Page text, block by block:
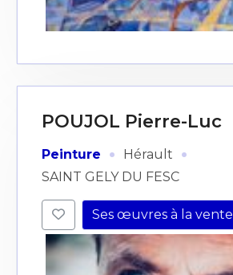
POUJOL Pierre-Luc
Peinture · Hérault ·
SAINT GELY DU FESC
Ses œuvres à la vente